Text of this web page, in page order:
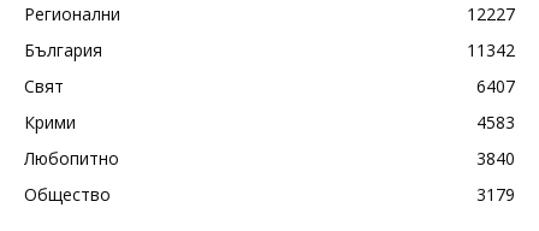
Регионални
12227
България
11342
Свят
6407
Крими
4583
Любопитно
3840
Общество
3179